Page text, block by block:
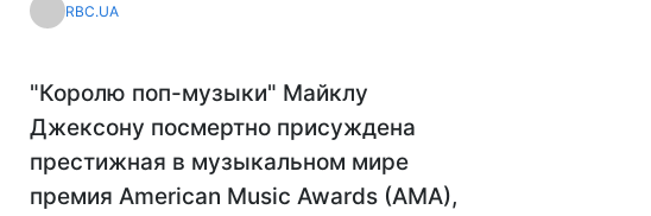
RBC.UA
"Королю поп-музыки" Майклу
Джексону посмертно присуждена
престижная в музыкальном мире
премия American Music Awards (AMA),